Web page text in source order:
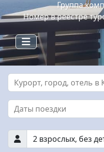
Группа
Номер в реестре
Курорт, город, отель в
Даты поездки
2 взрослых, без